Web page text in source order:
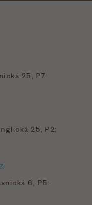
25, P7:
25, P2:
6, P5: